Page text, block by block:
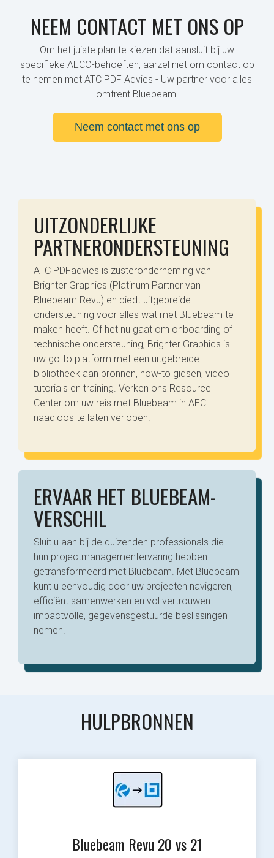
NEEM CONTACT MET ONS OP
Om het juiste plan te kiezen dat aansluit bij uw
specifieke AECO-behoeften, aarzel niet om contact op
te nemen met ATC PDF Advies - Uw partner voor alles
omtrent Bluebeam.
Neem contact met ons op
UITZONDERLIJKE
PARTNERONDERSTEUNING
ATC PDFadvies is zusteronderneming van
Brighter Graphics (Platinum Partner van
Bluebeam Revu) en biedt uitgebreide
ondersteuning voor alles wat met Bluebeam te
maken heeft. Of het nu gaat om onboarding of
technische ondersteuning, Brighter Graphics is
uw go-to platform met een uitgebreide
bibliotheek aan bronnen, how-to gidsen, video
tutorials en training. Verken ons Resource
Center om uw reis met Bluebeam in AEC
naadloos te laten verlopen.
ERVAAR HET BLUEBEAM-
VERSCHIL
Sluit u aan bij de duizenden professionals die
hun projectmanagementervaring hebben
getransformeerd met Bluebeam. Met Bluebeam
kunt u eenvoudig door uw projecten navigeren,
efficiënt samenwerken en vol vertrouwen
impactvolle, gegevensgestuurde beslissingen
nemen.
HULPBRONNEN
Bluebeam Revu 20 vs 21